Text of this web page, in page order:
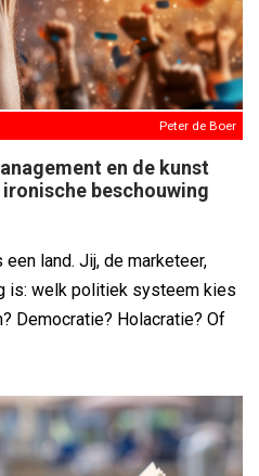
Peter de Boer
en de kunst
beschouwing
land. Jij, de marketeer,
is: welk politiek systeem kies
Democratie? Holacratie? Of